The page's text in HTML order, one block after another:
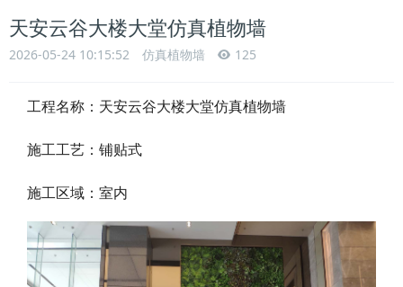
天安云谷大楼大堂仿真植物墙
2026-05-24 10:15:52 仿真植物墙 125
工程名称： 天安云谷大楼大堂仿真植物墙
施工工艺：铺贴式
施工区域：室内